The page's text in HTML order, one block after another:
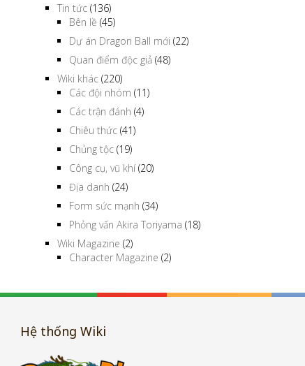
Tin tức (136)
Bên lề (45)
Dự án Dragon Ball mới (22)
Quan điểm độc giả (48)
Wiki khác (220)
Các đội nhóm (11)
Các trận đánh (4)
Chiêu thức (41)
Chủng tộc (19)
Công cụ, vũ khí(20)
Địa danh (24)
Form sức mạnh (34)
Phỏng vấn Akira Toriyama (18)
Wiki Magazine (2)
Character Magazine (2)
Hệ thống Wiki